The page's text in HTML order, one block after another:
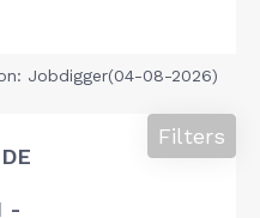
Jobdigger(04-08-2026)
-
Filters